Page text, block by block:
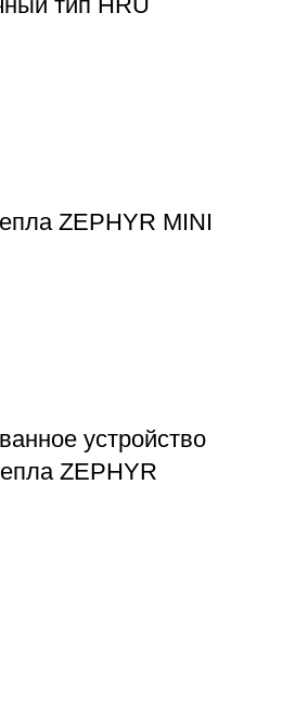
ZEPHYR MINI
устройство
ZEPHYR